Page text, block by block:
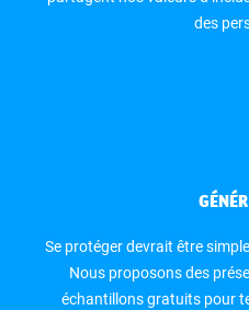
des
Se protéger devrait être
Nous proposons des
échantillons gratuits pour